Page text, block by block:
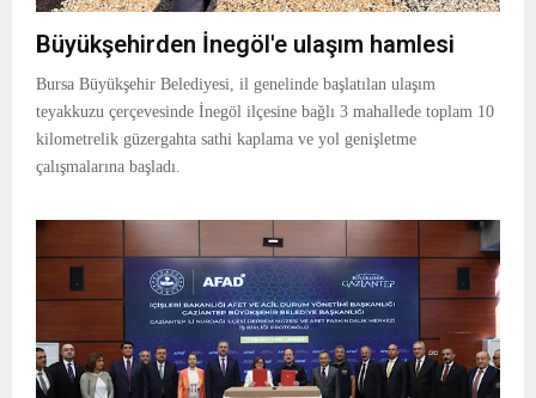
Büyükşehirden İnegöl'e ulaşım hamlesi
Bursa Büyükşehir Belediyesi, il genelinde başlatılan ulaşım
teyakkuzu çerçevesinde İnegöl ilçesine bağlı 3 mahallede toplam 10
kilometrelik güzergahta sathi kaplama ve yol genişletme
çalışmalarına başladı.